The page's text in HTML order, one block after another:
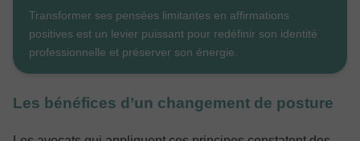
Transformer ses pensées limitantes en affirmations
positives est un levier puissant pour redéfinir son identité
professionnelle et préserver son énergie.
Les bénéfices d’un changement de posture